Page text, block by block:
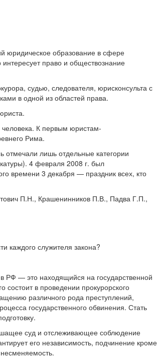
юридическое образование в сфере
право и обществознание
судью, следователя, юрисконсульта с
в одной из областей права.
человека. К первым юристам-
Рима.
отмечали лишь отдельные категории
4 февраля 2008 г. был
времени 3 декабря — праздник всех, кто
П.Н., Крашенинников П.В., Падва Г.П.,
каждого служителя закона?
РФ — это находящийся на государственной
состоит в проведении прокурорского
различного рода преступлений,
государственного обвинения. Стать
суд и отслеживающее соблюдение
его независимость, подчинение кроме